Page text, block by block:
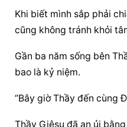
Khi biết mình sắp phải
cũng không tránh khỏi
Gần ba năm sống bên
bao là kỷ niệm.
“Bây giờ Thầy đến cùng
Thầy Giêsu đã an ủi